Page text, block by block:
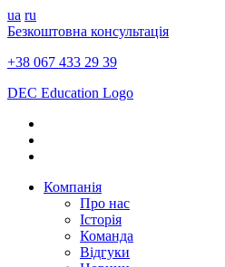
ua ru
Безкоштовна консультація
+38 067 433 29 39
DEC Education Logo
Компанія
Про нас
Історія
Команда
Відгуки